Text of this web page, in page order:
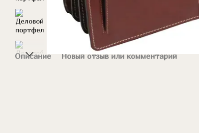
Описание Новый отзыв или комментарий